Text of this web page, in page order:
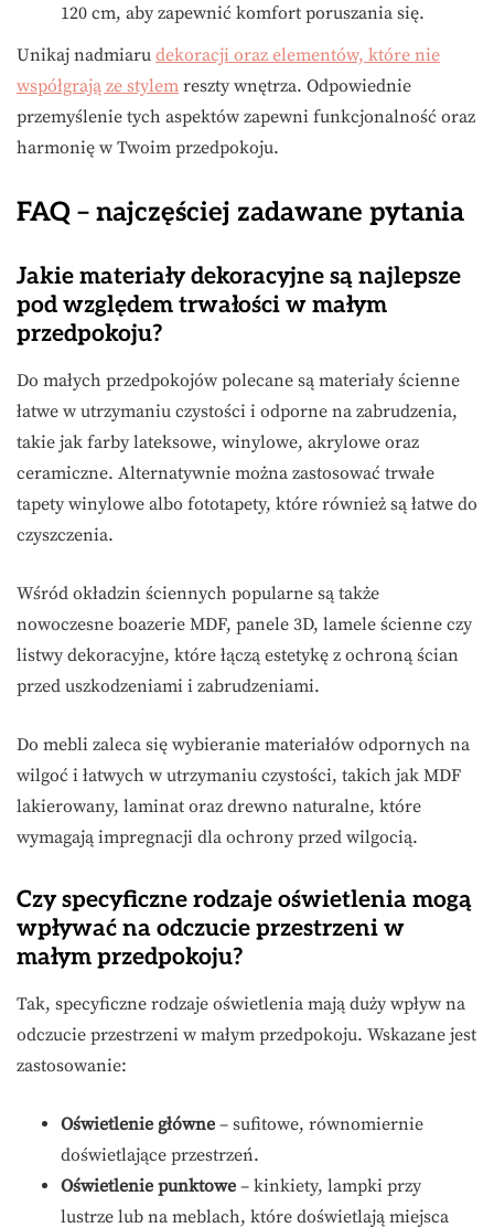
120 cm, aby zapewnić komfort poruszania się.
Unikaj nadmiaru dekoracji oraz elementów, które nie
współgrają ze stylem reszty wnętrza. Odpowiednie
przemyślenie tych aspektów zapewni funkcjonalność oraz
harmonię w Twoim przedpokoju.
FAQ – najczęściej zadawane pytania
Jakie materiały dekoracyjne są najlepsze
pod względem trwałości w małym
przedpokoju?
Do małych przedpokojów polecane są materiały ścienne
łatwe w utrzymaniu czystości i odporne na zabrudzenia,
takie jak farby lateksowe, winylowe, akrylowe oraz
ceramiczne. Alternatywnie można zastosować trwałe
tapety winylowe albo fototapety, które również są łatwe do
czyszczenia.
Wśród okładzin ściennych popularne są także
nowoczesne boazerie MDF, panele 3D, lamele ścienne czy
listwy dekoracyjne, które łączą estetykę z ochroną ścian
przed uszkodzeniami i zabrudzeniami.
Do mebli zaleca się wybieranie materiałów odpornych na
wilgoć i łatwych w utrzymaniu czystości, takich jak MDF
lakierowany, laminat oraz drewno naturalne, które
wymagają impregnacji dla ochrony przed wilgocią.
Czy specyficzne rodzaje oświetlenia mogą
wpływać na odczucie przestrzeni w
małym przedpokoju?
Tak, specyficzne rodzaje oświetlenia mają duży wpływ na
odczucie przestrzeni w małym przedpokoju. Wskazane jest
zastosowanie:
Oświetlenie główne – sufitowe, równomiernie
doświetlające przestrzeń.
Oświetlenie punktowe – kinkiety, lampki przy
lustrze lub na meblach, które doświetlają miejsca